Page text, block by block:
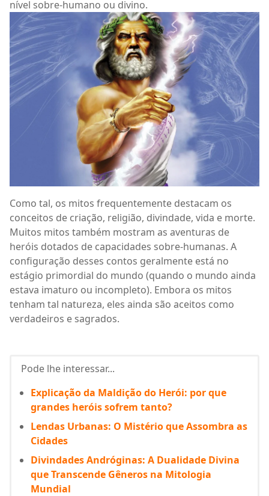
nível sobre-humano ou divino.
Como tal, os mitos frequentemente destacam os
conceitos de criação, religião, divindade, vida e morte.
Muitos mitos também mostram as aventuras de
heróis dotados de capacidades sobre-humanas. A
configuração desses contos geralmente está no
estágio primordial do mundo (quando o mundo ainda
estava imaturo ou incompleto). Embora os mitos
tenham tal natureza, eles ainda são aceitos como
verdadeiros e sagrados.
Pode lhe interessar...
Explicação da Maldição do Herói: por que
grandes heróis sofrem tanto?
Lendas Urbanas: O Mistério que Assombra as
Cidades
Divindades Andróginas: A Dualidade Divina
que Transcende Gêneros na Mitologia
Mundial